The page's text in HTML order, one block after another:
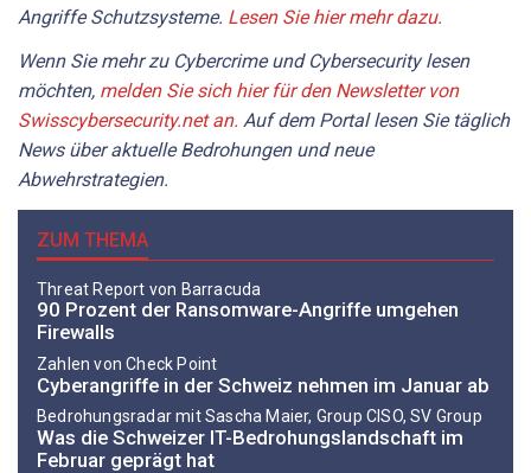
Angriffe Schutzsysteme. Lesen Sie hier mehr dazu.
Wenn Sie mehr zu Cybercrime und Cybersecurity lesen
möchten, melden Sie sich hier für den Newsletter von
Swisscybersecurity.net an. Auf dem Portal lesen Sie täglich
News über aktuelle Bedrohungen und neue
Abwehrstrategien.
ZUM THEMA
Threat Report von Barracuda
90 Prozent der Ransomware-Angriffe umgehen
Firewalls
Zahlen von Check Point
Cyberangriffe in der Schweiz nehmen im Januar ab
Bedrohungsradar mit Sascha Maier, Group CISO, SV Group
Was die Schweizer IT-Bedrohungslandschaft im
Februar geprägt hat